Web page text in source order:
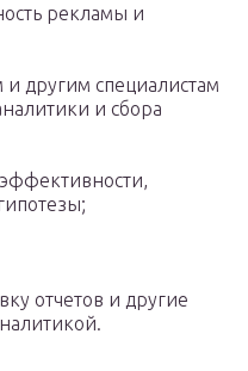
рекламы и
и другим специалистам
и сбора
отчетов и другие